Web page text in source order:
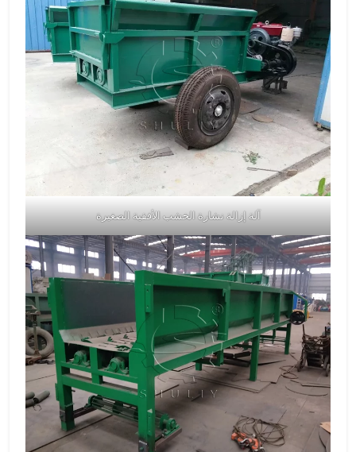
آلة إزالة نشارة الخشب الأفقية الصغيرة